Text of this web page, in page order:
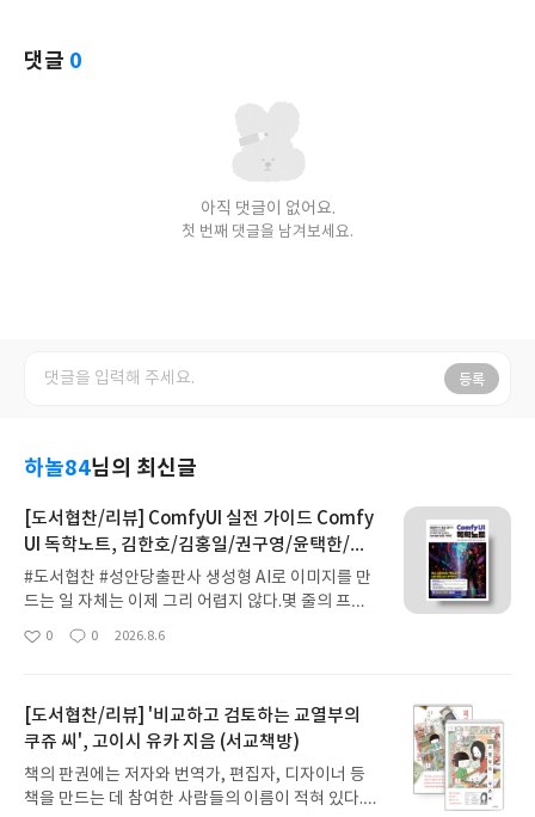
댓글 0
아직 댓글이 없어요.
첫 번째 댓글을 남겨보세요.
등록
하놀84님의 최신글
[도서협찬/리뷰] ComfyUI 실전 가이드 Comfy
UI 독학노트, 김한호/김홍일/권구영/윤택한/최
태온 저 외 2명 (성안당 출판사)
#도서협찬 #성안당출판사 생성형 AI로 이미지를 만
드는 일 자체는 이제 그리 어렵지 않다.몇 줄의 프롬
프트를 입력하면 현실적인 인물 사진부터 일러스트,
게 일관되게 유지할지, 완성된 이미지를 영상이나 3
D 작업으로 어떻게 확장할지를 생각하면 이야기는
달라진다.『ComfyUI 독학노트』는 바로 이 지점에
서 단순한 AI 이미지 생성과 실제 창작에 활용할 수
좋
0
댓
0
작
2026.8.6
[도서협찬/리뷰] '비교하고 검토하는 교열부의
쿠쥬 씨', 고이시 유카 지음 (서교책방)
책의 판권에는 저자와 번역가, 편집자, 디자이너 등
책을 만드는 데 참여한 사람들의 이름이 적혀 있다.